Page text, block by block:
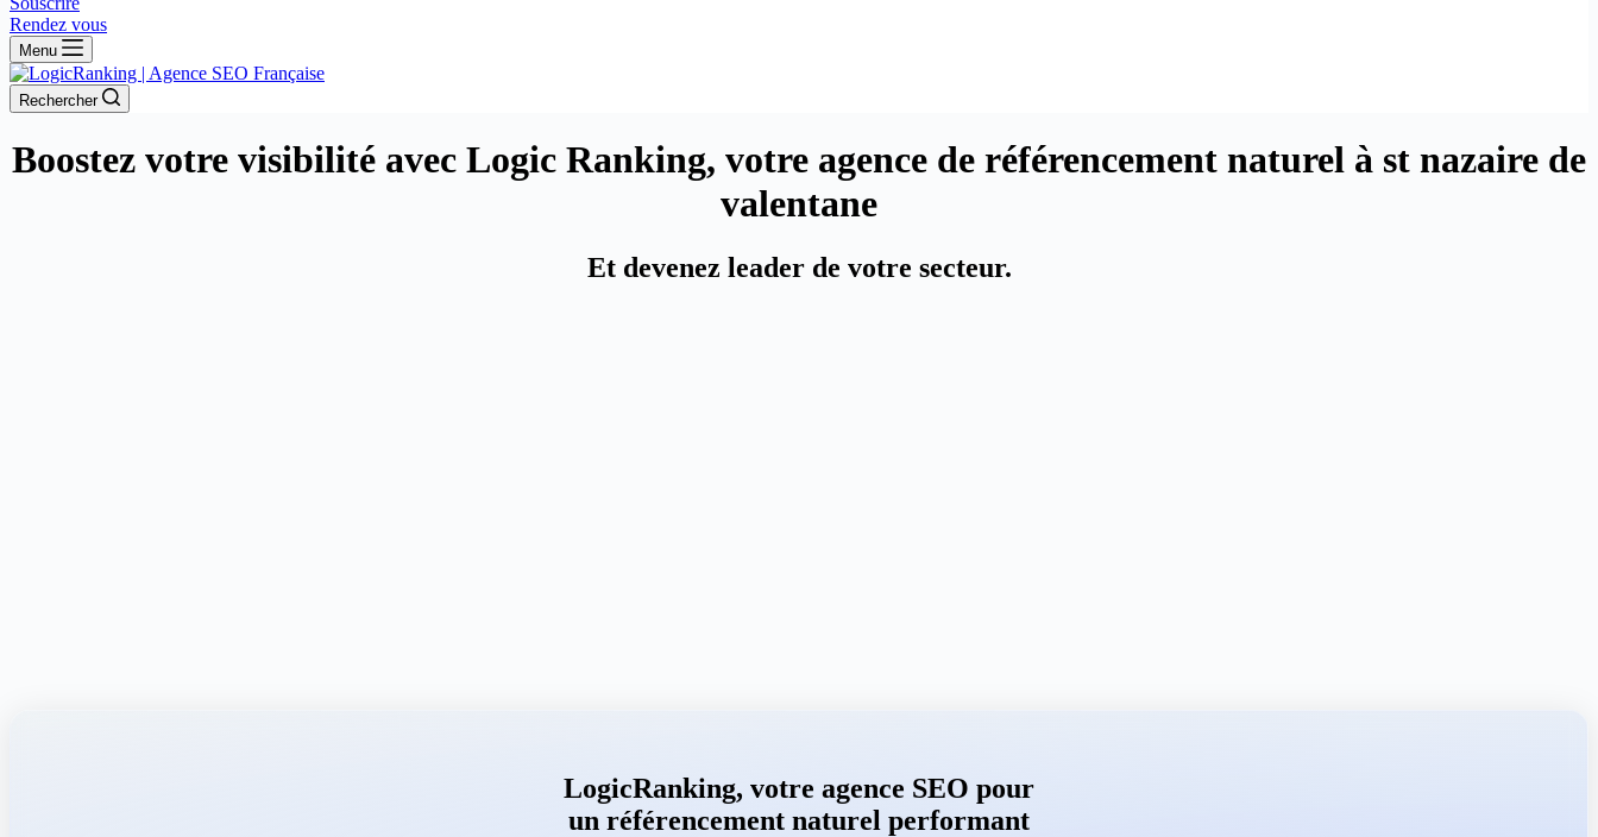
Rendez vous
Menu
Rechercher
Boostez votre visibilité avec Logic Ranking, votre agence de référencement naturel à st nazaire de
valentane
Et devenez leader de votre secteur.
LogicRanking, votre agence SEO pour
un référencement naturel performant